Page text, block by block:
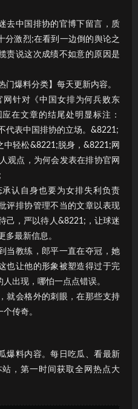
去中国排协的官博下留言，质
分激烈;在看到一边倒的舆论之
责说这次成绩不如意的原因是
门爆料分类】每天更新内容。
针对《中国女排为何兵败东
在文章的结尾处明显标注：
代表中国排协的立场。&8221;
中轻松&8221;脱身，&8221;网
观点，为何会发表在排协官网
认自身也要为女排失利负责
评排协管理不当的文章以表现
己，严以待人&8221;，让球迷
多最新信息。
当教练，郎平一直在夺冠，她
也让他的形象被塑造得过于完
出现，哪怕一点点错误。
就会格外的刺眼，在那些支持
传奇。
爆料内容。每日吃瓜、看最新
，第一时间获取全网热点大